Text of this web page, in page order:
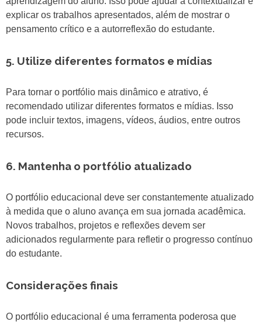
explicar os trabalhos apresentados, além de mostrar o
pensamento crítico e a autorreflexão do estudante.
5. Utilize diferentes formatos e mídias
Para tornar o portfólio mais dinâmico e atrativo, é
recomendado utilizar diferentes formatos e mídias. Isso
pode incluir textos, imagens, vídeos, áudios, entre outros
recursos.
6. Mantenha o portfólio atualizado
O portfólio educacional deve ser constantemente atualizado
à medida que o aluno avança em sua jornada acadêmica.
Novos trabalhos, projetos e reflexões devem ser
adicionados regularmente para refletir o progresso contínuo
do estudante.
Considerações finais
O portfólio educacional é uma ferramenta poderosa que